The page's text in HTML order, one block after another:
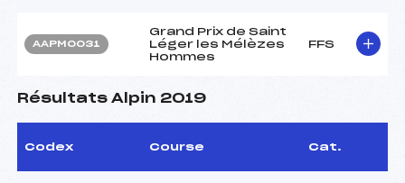
AAPM0031
Grand Prix de Saint
Léger les Mélèzes
Hommes
FFS
Résultats Alpin 2019
Codex Course Cat.